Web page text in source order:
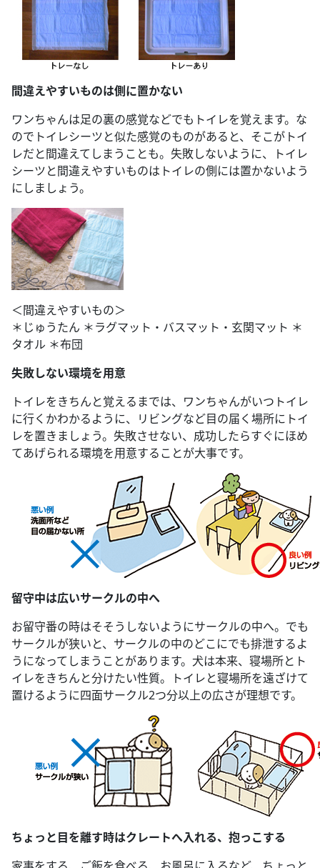
間違えやすいものは側に置かない
ワンちゃんは足の裏の感覚などでもトイレを覚えます。な
のでトイレシーツと似た感覚のものがあると、そこがトイ
レだと間違えてしまうことも。失敗しないように、トイレ
シーツと間違えやすいものはトイレの側には置かないよう
にしましょう。
＜間違えやすいもの＞
＊じゅうたん ＊ラグマット・バスマット・玄関マット ＊
タオル ＊布団
失敗しない環境を用意
トイレをきちんと覚えるまでは、ワンちゃんがいつトイレ
に行くかわかるように、リビングなど目の届く場所にトイ
レを置きましょう。失敗させない、成功したらすぐにほめ
てあげられる環境を用意することが大事です。
留守中は広いサークルの中へ
お留守番の時はそそうしないようにサークルの中へ。でも
サークルが狭いと、サークルの中のどこにでも排泄するよ
うになってしまうことがあります。犬は本来、寝場所とト
イレをきちんと分けたい性質。トイレと寝場所を遠ざけて
置けるように四面サークル2つ分以上の広さが理想です。
ちょっと目を離す時はクレートへ入れる、抱っこする